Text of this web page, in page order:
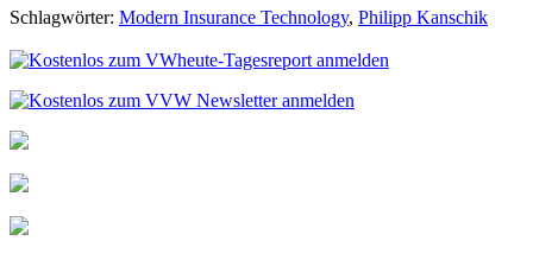
Schlagwörter: Modern Insurance Technology, Philipp Kanschik